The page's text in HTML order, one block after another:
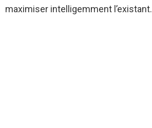
maximiser intelligemment l’existant.